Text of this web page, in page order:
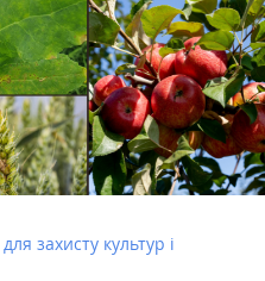
захисту культур і